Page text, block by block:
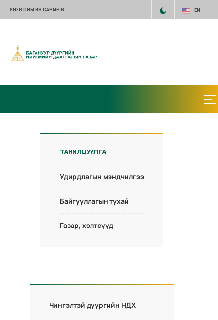
2026 ОНЫ 08 САРЫН 6 EN
ТАНИЛЦУУЛГА
Удирдлагын мэндчилгээ
Байгууллагын тухай
Газар, хэлтсүүд
Чингэлтэй дүүргийн НДХ